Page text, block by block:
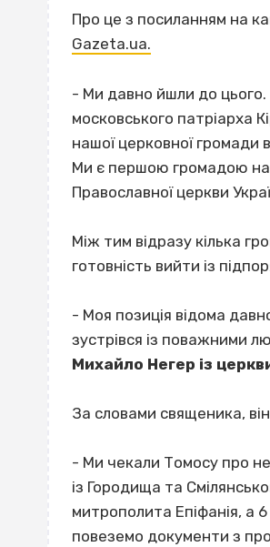
Про це з посиланням на
Gazeta.ua.
- Ми давно йшли до
московського патріарха
нашої церковної громади
Ми є першою громадою на
Православної церкви
Між тим відразу кілька
готовність вийти із
- Моя позиція відома
зустрівся із поважними
Михайло Негер із
За словами священика,
- Ми чекали Томосу про
із Городища та
митрополита Епіфанія, а
повеземо документи з